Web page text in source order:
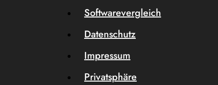
Softwarevergleich
Datenschutz
Impressum
Privatsphäre